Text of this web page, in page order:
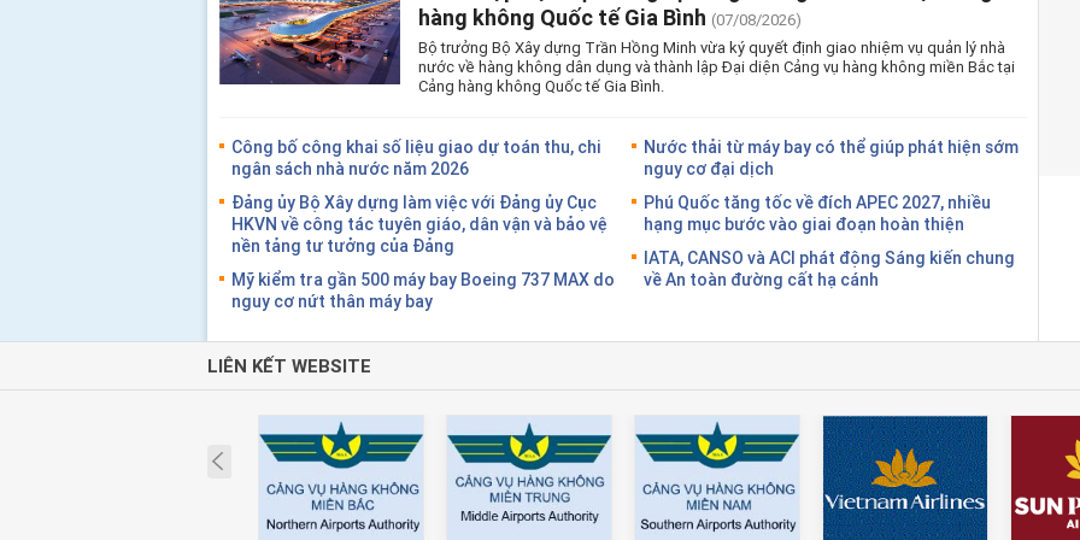
hàng không Quốc tế Gia Bình (07/08/2026)
Bộ trưởng Bộ Xây dựng Trần Hồng Minh vừa ký quyết định giao nhiệm vụ quản lý nhà
nước về hàng không dân dụng và thành lập Đại diện Cảng vụ hàng không miền Bắc tại
Cảng hàng không Quốc tế Gia Bình.
Công bố công khai số liệu giao dự toán thu, chi
ngân sách nhà nước năm 2026
Đảng ủy Bộ Xây dựng làm việc với Đảng ủy Cục
HKVN về công tác tuyên giáo, dân vận và bảo vệ
nền tảng tư tưởng của Đảng
Mỹ kiểm tra gần 500 máy bay Boeing 737 MAX do
nguy cơ nứt thân máy bay
Nước thải từ máy bay có thể giúp phát hiện sớm
nguy cơ đại dịch
Phú Quốc tăng tốc về đích APEC 2027, nhiều
hạng mục bước vào giai đoạn hoàn thiện
IATA, CANSO và ACI phát động Sáng kiến chung
về An toàn đường cất hạ cánh
LIÊN KẾT WEBSITE
Prev